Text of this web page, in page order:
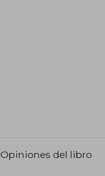
Opiniones del libro